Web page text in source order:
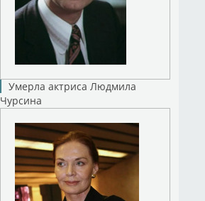
Умерла актриса Людмила
Чурсина